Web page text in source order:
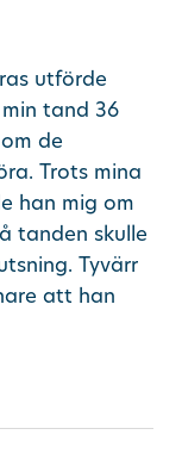
utförde
tand 36
de
Trots mina
han mig om
tanden skulle
Tyvärr
att han